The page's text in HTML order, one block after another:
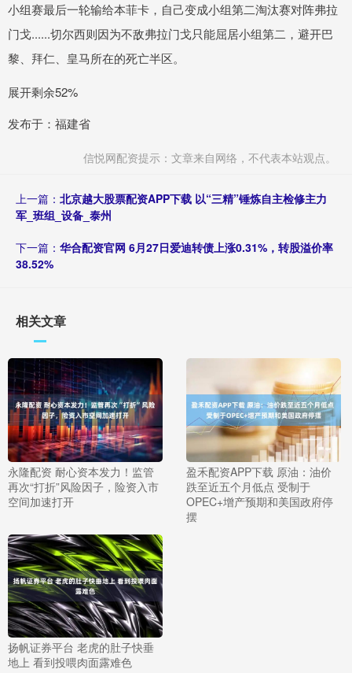
小组赛最后一轮输给本菲卡，自己变成小组第二淘汰赛对阵弗拉
门戈......切尔西则因为不敌弗拉门戈只能屈居小组第二，避开巴
黎、拜仁、皇马所在的死亡半区。
展开剩余52%
发布于：福建省
信悦网配资提示：文章来自网络，不代表本站观点。
上一篇： 北京越大股票配资APP下载 以“三精”锤炼自主检修主力
军_班组_设备_泰州
下一篇： 华合配资官网 6月27日爱迪转债上涨0.31%，转股溢价率
38.52%
相关文章
永隆配资 耐心资本发力！监管
再次“打折”风险因子，险资入市
空间加速打开
盈禾配资APP下载 原油：油价
跌至近五个月低点 受制于
OPEC+增产预期和美国政府停
摆
扬帆证券平台 老虎的肚子快垂
地上 看到投喂肉面露难色